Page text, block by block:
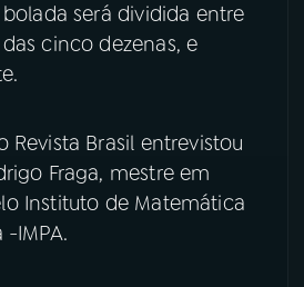
bolada será dividida entre
cinco dezenas, e
Revista Brasil entrevistou
Fraga, mestre em
Instituto de Matemática
-IMPA.